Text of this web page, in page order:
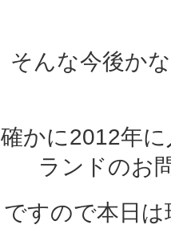
そんな今後か
確かに2012年
ランドのお
ですので本日